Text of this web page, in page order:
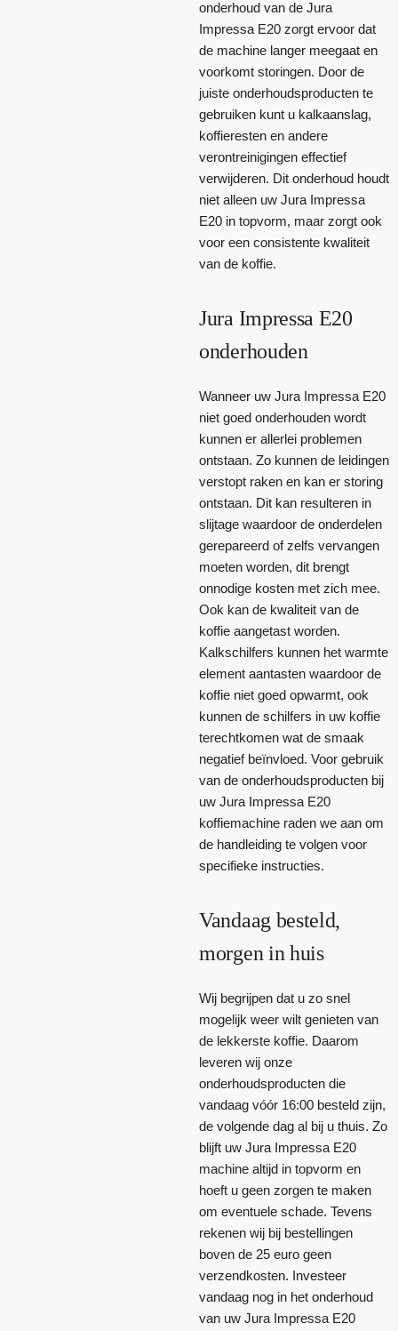
onderhoud van de Jura
Impressa E20 zorgt ervoor dat
de machine langer meegaat en
voorkomt storingen. Door de
juiste onderhoudsproducten te
gebruiken kunt u kalkaanslag,
koffieresten en andere
verontreinigingen effectief
verwijderen. Dit onderhoud houdt
niet alleen uw Jura Impressa
E20 in topvorm, maar zorgt ook
voor een consistente kwaliteit
van de koffie.
Jura Impressa E20
onderhouden
Wanneer uw Jura Impressa E20
niet goed onderhouden wordt
kunnen er allerlei problemen
ontstaan. Zo kunnen de leidingen
verstopt raken en kan er storing
ontstaan. Dit kan resulteren in
slijtage waardoor de onderdelen
gerepareerd of zelfs vervangen
moeten worden, dit brengt
onnodige kosten met zich mee.
Ook kan de kwaliteit van de
koffie aangetast worden.
Kalkschilfers kunnen het warmte
element aantasten waardoor de
koffie niet goed opwarmt, ook
kunnen de schilfers in uw koffie
terechtkomen wat de smaak
negatief beïnvloed. Voor gebruik
van de onderhoudsproducten bij
uw Jura Impressa E20
koffiemachine raden we aan om
de handleiding te volgen voor
specifieke instructies.
Vandaag besteld,
morgen in huis
Wij begrijpen dat u zo snel
mogelijk weer wilt genieten van
de lekkerste koffie. Daarom
leveren wij onze
onderhoudsproducten die
vandaag vóór 16:00 besteld zijn,
de volgende dag al bij u thuis. Zo
blijft uw Jura Impressa E20
machine altijd in topvorm en
hoeft u geen zorgen te maken
om eventuele schade. Tevens
rekenen wij bij bestellingen
boven de 25 euro geen
verzendkosten. Investeer
vandaag nog in het onderhoud
van uw Jura Impressa E20